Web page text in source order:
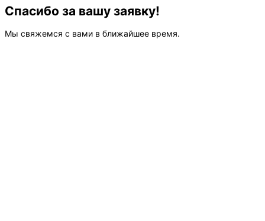
Спасибо за вашу заявку!
Мы свяжемся с вами в ближайшее время.